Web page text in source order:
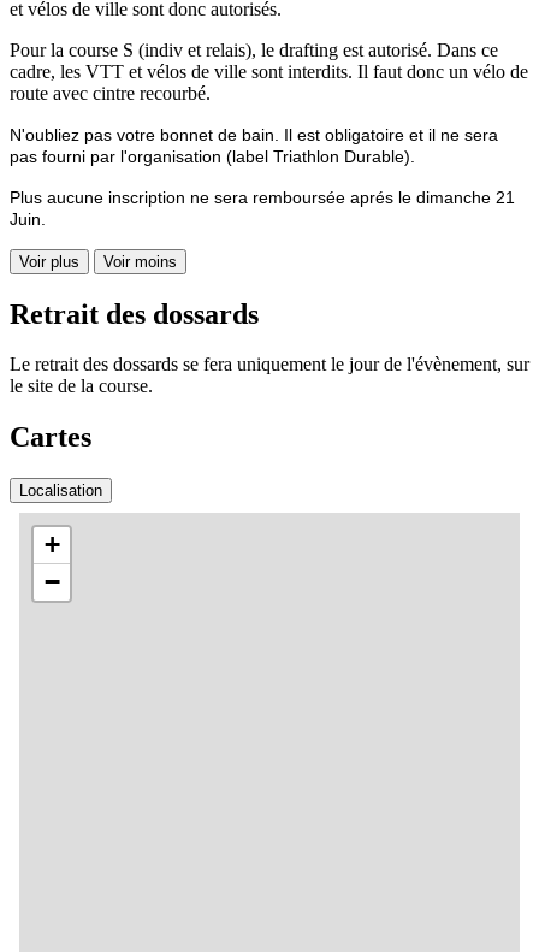
et vélos de ville sont donc autorisés.
Pour la course S (indiv et relais), le drafting est autorisé. Dans ce
cadre, les VTT et vélos de ville sont interdits. Il faut donc un vélo de
route avec cintre recourbé.
N'oubliez pas votre bonnet de bain. Il est obligatoire et il ne sera
pas fourni par l'organisation (label Triathlon Durable).
Plus aucune inscription ne sera remboursée aprés le dimanche 21
Juin.
Voir plus Voir moins
Retrait des dossards
Le retrait des dossards se fera uniquement le jour de l'évènement, sur
le site de la course.
Cartes
Localisation